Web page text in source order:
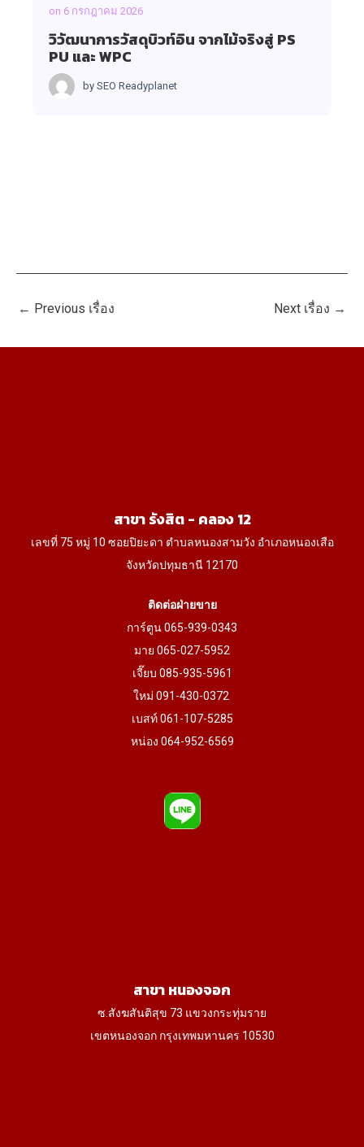
on 6 กรกฎาคม 2026
วิวัฒนาการวัสดุบิวท์อิน จากไม้จริงสู่ PS
PU และ WPC
by SEO Readyplanet
← Previous เรื่อง Next เรื่อง →
สาขา รังสิต - คลอง 12
เลขที่ 75 หมู่ 10 ซอยปิยะดา ตำบลหนองสามวัง อำเภอหนองเสือ
จังหวัดปทุมธานี 12170
ติดต่อฝ่ายขาย
การ์ตูน 065-939-0343
มาย 065-027-5952
เจี๊ยบ 085-935-5961
ใหม่ 091-430-0372
เบสท์ 061-107-5285
หน่อง 064-952-6569
สาขา หนองจอก
ซ.สังฆสันติสุข 73 แขวงกระทุ่มราย
เขตหนองจอก กรุงเทพมหานคร 10530